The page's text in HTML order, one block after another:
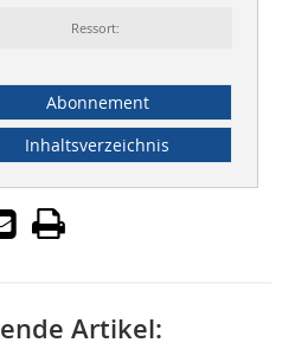
Ressort:
Abonnement
Inhaltsverzeichnis
Artikel: